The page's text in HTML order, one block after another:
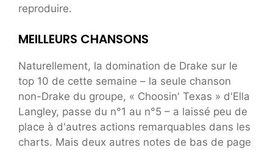
reproduire.
MEILLEURS CHANSONS
Naturellement, la domination de Drake sur le
top 10 de cette semaine – la seule chanson
non-Drake du groupe, « Choosin' Texas » d'Ella
Langley, passe du n°1 au n°5 – a laissé peu de
place à d'autres actions remarquables dans les
charts. Mais deux autres notes de bas de page